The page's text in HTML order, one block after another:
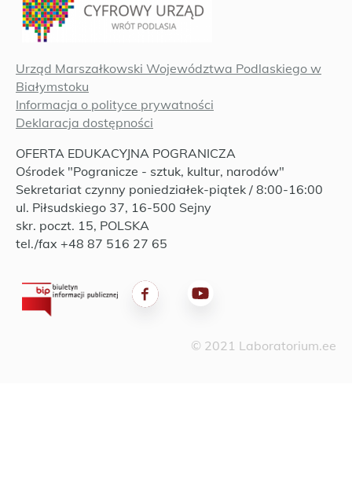
Urząd Marszałkowski Województwa Podlaskiego w
Białymstoku
Informacja o polityce prywatności
Deklaracja dostępności
OFERTA EDUKACYJNA POGRANICZA
Ośrodek "Pogranicze - sztuk, kultur, narodów"
Sekretariat czynny poniedziałek-piątek / 8:00-16:00
ul. Piłsudskiego 37, 16-500 Sejny
skr. poczt. 15, POLSKA
tel./fax +48 87 516 27 65
© 2021 Laboratorium.ee